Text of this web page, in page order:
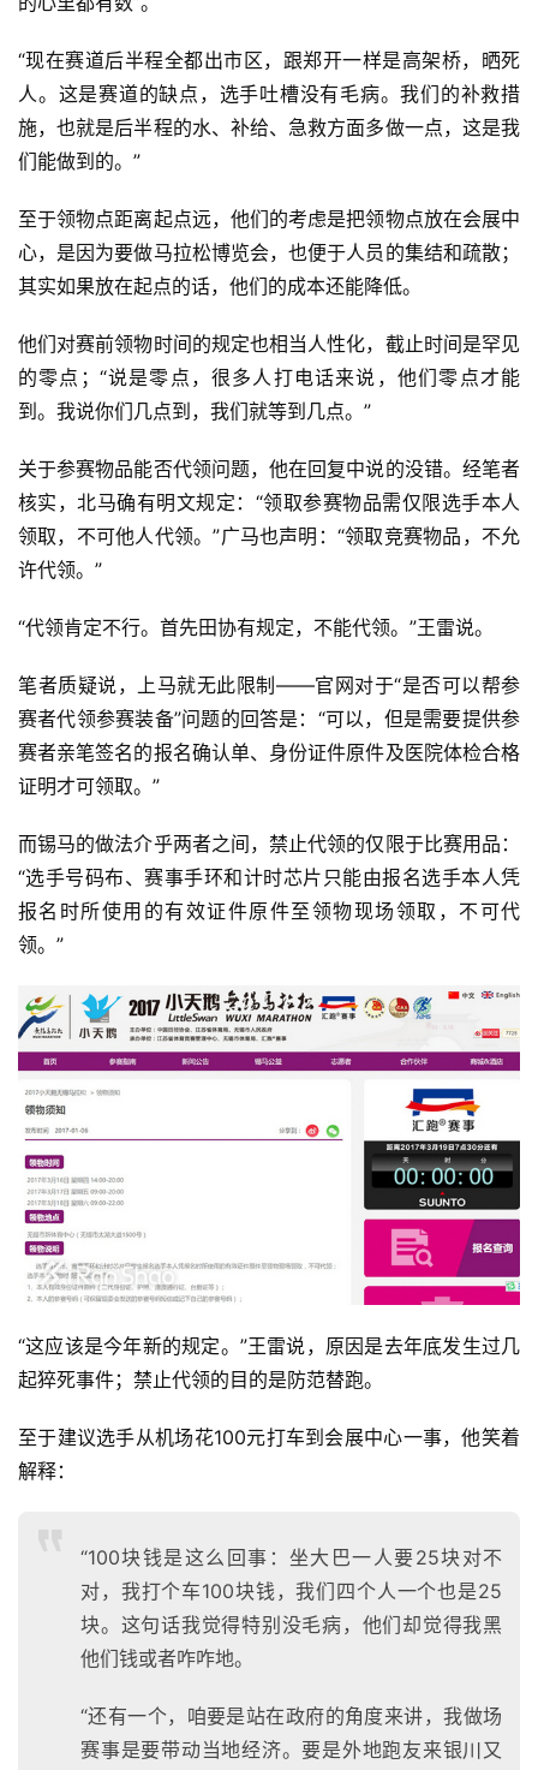
“现在赛道后半程全都出市区，跟郑开一样是高架桥，晒死
人。这是赛道的缺点，选手吐槽没有毛病。我们的补救措
施，也就是后半程的水、补给、急救方面多做一点，这是我
们能做到的。”
至于领物点距离起点远，他们的考虑是把领物点放在会展中
心，是因为要做马拉松博览会，也便于人员的集结和疏散；
其实如果放在起点的话，他们的成本还能降低。
他们对赛前领物时间的规定也相当人性化，截止时间是罕见
的零点；“说是零点，很多人打电话来说，他们零点才能
到。我说你们几点到，我们就等到几点。”
关于参赛物品能否代领问题，他在回复中说的没错。经笔者
核实，北马确有明文规定：“领取参赛物品需仅限选手本人
领取，不可他人代领。”广马也声明：“领取竞赛物品，不允
许代领。”
“代领肯定不行。首先田协有规定，不能代领。”王雷说。
笔者质疑说，上马就无此限制——官网对于“是否可以帮参
赛者代领参赛装备”问题的回答是：“可以，但是需要提供参
赛者亲笔签名的报名确认单、身份证件原件及医院体检合格
证明才可领取。”
而锡马的做法介乎两者之间，禁止代领的仅限于比赛用品：
“选手号码布、赛事手环和计时芯片只能由报名选手本人凭
报名时所使用的有效证件原件至领物现场领取，不可代
领。”
“这应该是今年新的规定。”王雷说，原因是去年底发生过几
起猝死事件；禁止代领的目的是防范替跑。
至于建议选手从机场花100元打车到会展中心一事，他笑着
解释：
“100块钱是这么回事：坐大巴一人要25块对不
对，我打个车100块钱，我们四个人一个也是25
块。这句话我觉得特别没毛病，他们却觉得我黑
他们钱或者咋咋地。
“还有一个，咱要是站在政府的角度来讲，我做场
赛事是要带动当地经济。要是外地跑友来银川又